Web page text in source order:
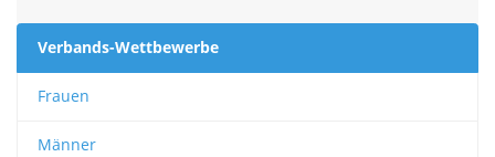
Verbands-Wettbewerbe
Frauen
Männer